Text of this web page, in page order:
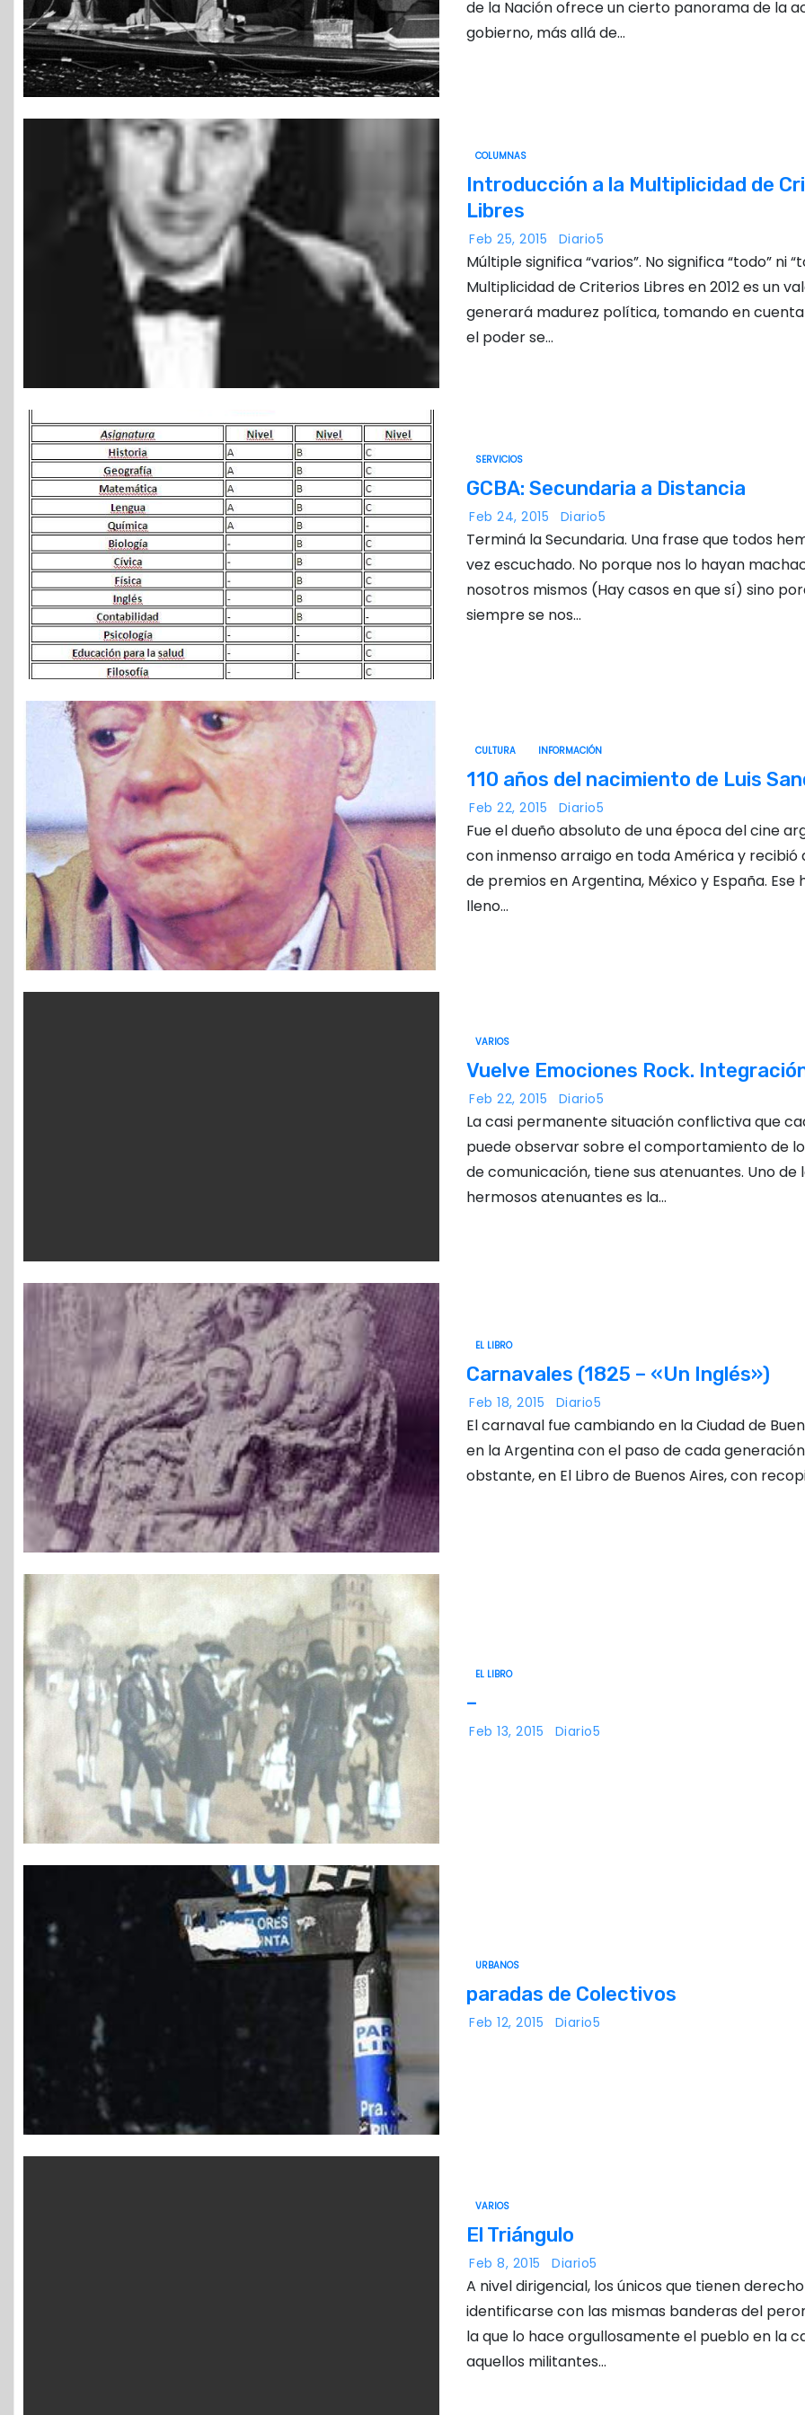
de la Nación ofrece un cierto panorama de la
gobierno, más allá de…
COLUMNAS
Introducción a la Multiplicidad de
Libres
Feb 25, 2015 Diario5
Múltiple significa “varios”. No significa “todo” ni
Multiplicidad de Criterios Libres en 2012 es un
generará madurez política, tomando en
el poder se…
SERVICIOS
GCBA: Secundaria a Distancia
Feb 24, 2015 Diario5
Terminá la Secundaria. Una frase que todos
vez escuchado. No porque nos lo hayan
nosotros mismos (Hay casos en que sí) sino
siempre se nos…
CULTURA INFORMACIÓN
110 años del nacimiento de Luis
Feb 22, 2015 Diario5
Fue el dueño absoluto de una época del cine
con inmenso arraigo en toda América y recibió
de premios en Argentina, México y España. Ese
lleno…
VARIOS
Vuelve Emociones Rock.
Feb 22, 2015 Diario5
La casi permanente situación conflictiva que
puede observar sobre el comportamiento de
de comunicación, tiene sus atenuantes. Uno de
hermosos atenuantes es la…
EL LIBRO
Carnavales (1825 – «Un Inglés»)
Feb 18, 2015 Diario5
El carnaval fue cambiando en la Ciudad de
en la Argentina con el paso de cada
obstante, en El Libro de Buenos Aires, con
EL LIBRO
–
Feb 13, 2015 Diario5
URBANOS
paradas de Colectivos
Feb 12, 2015 Diario5
VARIOS
El Triángulo
Feb 8, 2015 Diario5
A nivel dirigencial, los únicos que tienen
identificarse con las mismas banderas del
la que lo hace orgullosamente el pueblo en la
aquellos militantes…